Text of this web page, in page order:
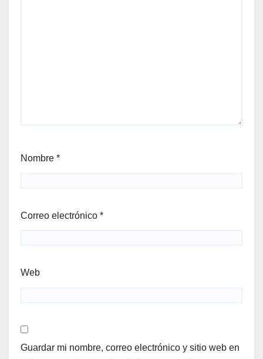
Nombre *
Correo electrónico *
Web
Guardar mi nombre, correo electrónico y sitio web en